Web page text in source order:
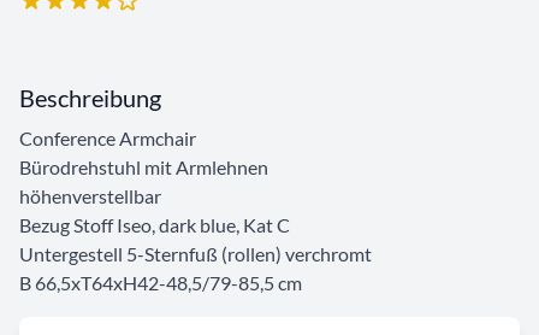
Beschreibung
Conference Armchair
Bürodrehstuhl mit Armlehnen
höhenverstellbar
Bezug Stoff Iseo, dark blue, Kat C
Untergestell 5-Sternfuß (rollen) verchromt
B 66,5xT64xH42-48,5/79-85,5 cm